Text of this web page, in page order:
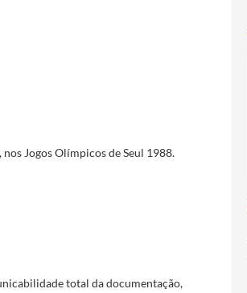
Jogos Olímpicos de Seul 1988.
total da documentação,